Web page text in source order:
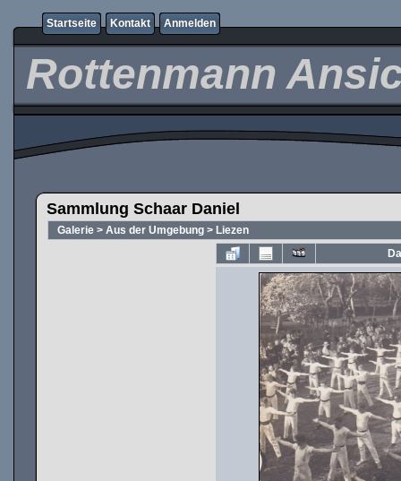
Startseite Kontakt Anmelden
Rottenmann
Sammlung Schaar Daniel
Galerie > Aus der Umgebung > Liezen